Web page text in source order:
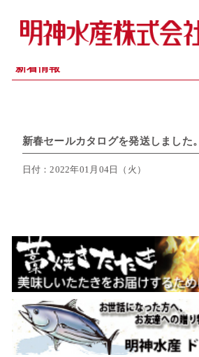
新着情報
新春セールカタログを発送しました。
日付：2022年01月04日（火）